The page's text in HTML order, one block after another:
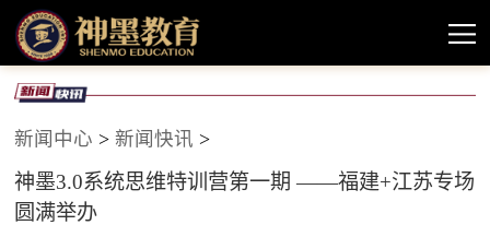
新闻中心 >新闻快讯 >
神墨3.0系统思维特训营第一期 ——福建+江苏专场
圆满举办